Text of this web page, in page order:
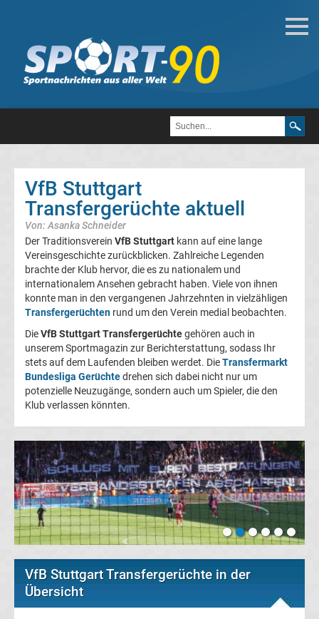
Deutsche
Transfergerüchte
FC
Heidenheim
1846
Transfergerüchte
1.
Kaiserslautern
1.
FC
Köln
1.
VfB Stuttgart
Transfergerüchte aktuell
Von: Asanka Schneider
Der Traditionsverein VfB Stuttgart kann auf eine lange
Vereinsgeschichte zurückblicken. Zahlreiche Legenden
brachte der Klub hervor, die es zu nationalem und
internationalem Ansehen gebracht haben. Viele von ihnen
konnte man in den vergangenen Jahrzehnten in vielzähligen
Transfergerüchten rund um den Verein medial beobachten.
DieVfB Stuttgart Transfergerüchtegehören auch in
unserem Sportmagazin zur Berichterstattung, sodass Ihr
stets auf dem Laufenden bleiben werdet. DieTransfermarkt
Bundesliga Gerüchtedrehen sich dabei nicht nur um
potenzielle Neuzugänge, sondern auch um Spieler, die den
Klub verlassen könnten.
VfB Stuttgart Transfergerüchte in der
Übersicht